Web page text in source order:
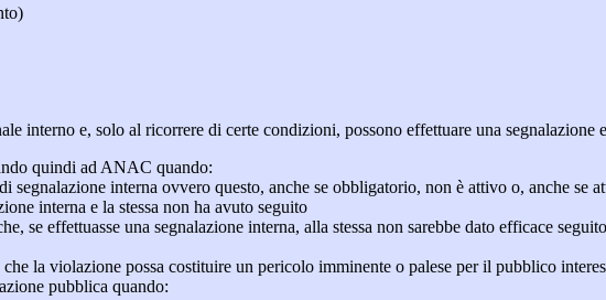
interno e, solo al ricorrere di certe condizioni, possono effettuare una segnalazione
quindi ad ANAC quando:
segnalazione interna ovvero questo, anche se obbligatorio, non è attivo o, anche se
interna e la stessa non ha avuto seguito
se effettuasse una segnalazione interna, alla stessa non sarebbe dato efficace
la violazione possa costituire un pericolo imminente o palese per il pubblico
pubblica quando: